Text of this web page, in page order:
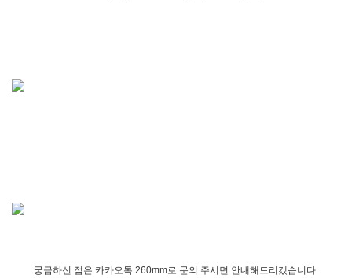
궁금하신 점은 카카오톡 260mm로 문의 주시면 안내해드리겠습니다.